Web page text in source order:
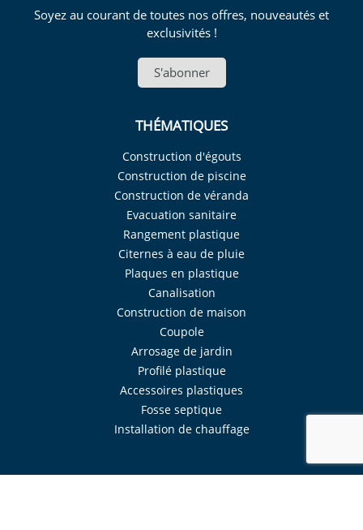
Soyez au courant de toutes nos offres, nouveautés et
exclusivités !
S'abonner
THÉMATIQUES
Construction d'égouts
Construction de piscine
Construction de véranda
Evacuation sanitaire
Rangement plastique
Citernes à eau de pluie
Plaques en plastique
Canalisation
Construction de maison
Coupole
Arrosage de jardin
Profilé plastique
Accessoires plastiques
Fosse septique
Installation de chauffage